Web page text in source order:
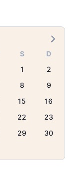
S
D
1
2
8
9
15
16
22
23
29
30